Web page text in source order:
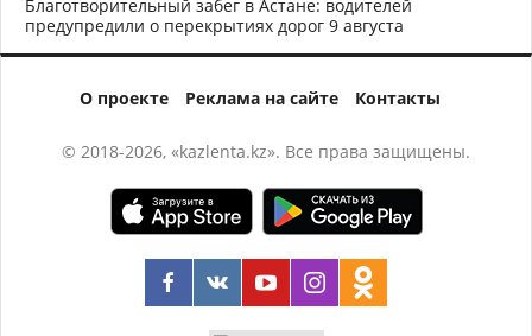
Благотворительный забег в Астане: водителей
предупредили о перекрытиях дорог 9 августа
О проекте Реклама на сайте Контакты
© 2018-2026, «kazlenta.kz». Все права защищены.